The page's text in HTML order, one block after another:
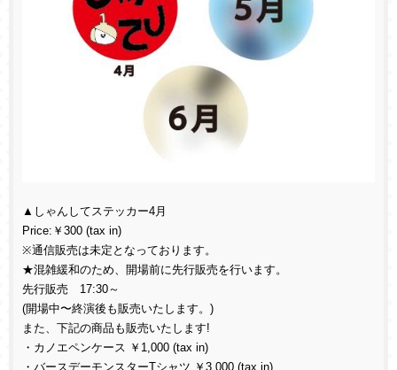
▲しゃんしてステッカー4月
Price:￥300 (tax in)
※通信販売は未定となっております。
★混雑緩和のため、開場前に先行販売を行います。
先行販売 17:30～
(開場中〜終演後も販売いたします。)
また、下記の商品も販売いたします!
・カノエペンケース ￥1,000 (tax in)